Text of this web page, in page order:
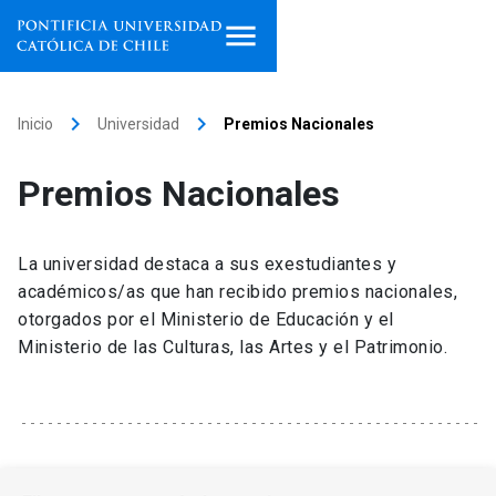
Facultades, escuelas e
Investigación
Internacionalización launch
Inicio keyboard_arrow_right Universidad keyboard_arrow_right Premios Nacionales​​​​​​​
Premios Nacionales​​​​​​​
La universidad destaca a sus exestudiantes y
académicos/as que han recibido premios nacionales,
otorgados por el Ministerio de Educación y el
Ministerio de las Culturas, las Artes y el Patrimonio.